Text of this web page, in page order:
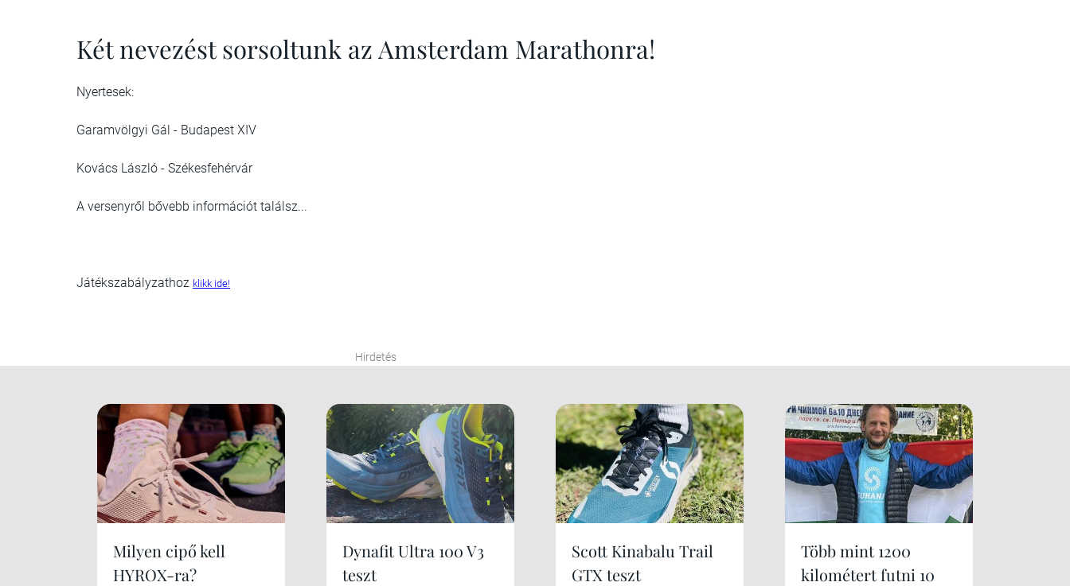
Két nevezést sorsoltunk az Amsterdam Marathonra!
Nyertesek:
Garamvölgyi Gál - Budapest XIV
Kovács László - Székesfehérvár
A versenyről bővebb információt találsz...
Játékszabályzathoz klikk ide!
Hirdetés
Milyen cipő kell
HYROX-ra?
Dynafit Ultra 100 V3
teszt
Scott Kinabalu Trail
GTX teszt
Több mint 1200
kilométert futni 10